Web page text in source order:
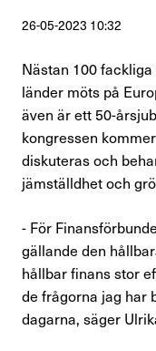
26-05-2023 10:32
Nästan 100
länder möts på
även är ett 50-
kongressen
diskuteras och
jämställdhet och
- För
gällande den
hållbar finans stor
de frågorna jag har
dagarna, säger